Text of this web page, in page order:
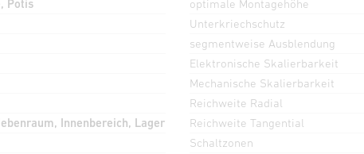
Potis
Innenbereich, Lager
optimale Montagehöhe
Unterkriechschutz
segmentweise Ausblendung
Elektronische Skalierbarkeit
Mechanische Skalierbarkeit
Reichweite Radial
Reichweite Tangential
Schaltzonen